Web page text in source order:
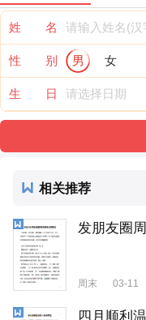
姓 名
性 别 男 女
生 日
相关推荐
发朋友圈
周末 03-11
四月顺利